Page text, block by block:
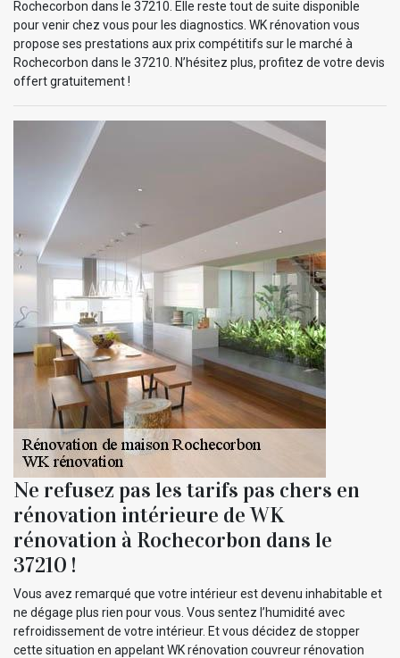
Rochecorbon dans le 37210. Elle reste tout de suite disponible
pour venir chez vous pour les diagnostics. WK rénovation vous
propose ses prestations aux prix compétitifs sur le marché à
Rochecorbon dans le 37210. N’hésitez plus, profitez de votre devis
offert gratuitement !
Ne refusez pas les tarifs pas chers en
rénovation intérieure de WK
rénovation à Rochecorbon dans le
37210 !
Vous avez remarqué que votre intérieur est devenu inhabitable et
ne dégage plus rien pour vous. Vous sentez l’humidité avec
refroidissement de votre intérieur. Et vous décidez de stopper
cette situation en appelant WK rénovation couvreur rénovation